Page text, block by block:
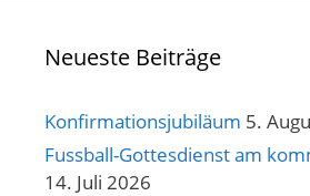
Neueste Beiträge
Konfirmationsjubiläum 5.
Fussball-Gottesdienst am
14. Juli 2026